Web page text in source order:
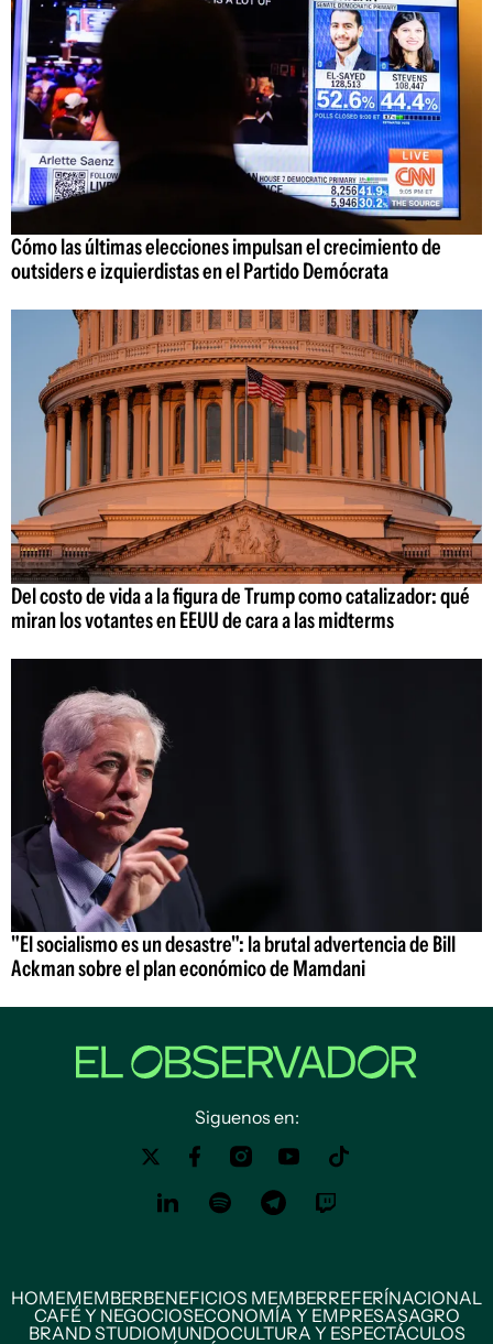
Cómo las últimas elecciones impulsan el crecimiento de
outsiders e izquierdistas en el Partido Demócrata
Del costo de vida a la figura de Trump como catalizador: qué
miran los votantes en EEUU de cara a las midterms
"El socialismo es un desastre": la brutal advertencia de Bill
Ackman sobre el plan económico de Mamdani
Siguenos en:
HOMEMEMBERBENEFICIOS MEMBERREFERÍNACIONAL
CAFÉ Y NEGOCIOSECONOMÍA Y EMPRESASAGRO
BRAND STUDIOMUNDOCULTURA Y ESPECTÁCULOS